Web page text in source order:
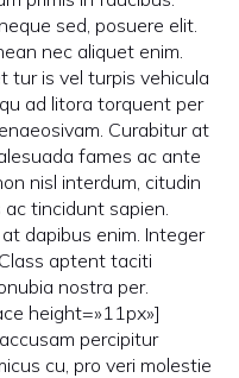
sed, posuere elit.
nec aliquet enim.
tur is vel turpis vehicula
ad litora torquent per
Curabitur at
fames ac ante
nisl interdum, citudin
tincidunt sapien.
dapibus enim. Integer
aptent taciti
nostra per.
height=»11px»]
percipitur
cu, pro veri molestie